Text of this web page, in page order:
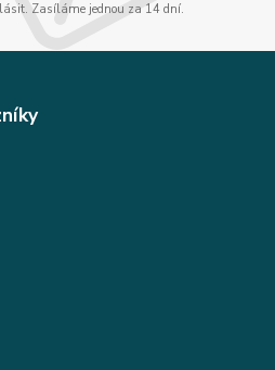
Zasíláme jednou za 14 dní.